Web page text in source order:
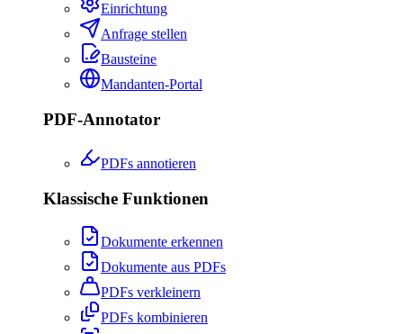
Einrichtung
Anfrage stellen
Bausteine
Mandanten-Portal
PDF-Annotator
PDFs annotieren
Klassische Funktionen
Dokumente erkennen
Dokumente aus PDFs
PDFs verkleinern
PDFs kombinieren